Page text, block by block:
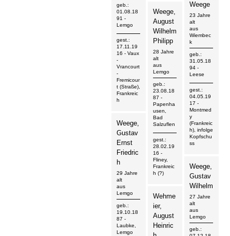
geb.:
01.08.18
91 -
Lemgo
gest.:
17.11.19
16 - Vaux
-
Vrancourt
-
Fremicour
t (Straße),
Frankreic
h
Weege
23 Jahre
alt
aus
Wiembec
k
geb.:
31.05.18
94-
Leese
gest.:
04.05.19
17 -
Montmed
y
(Frankreic
h), infolge
Kopfschu
ss
Weege,
August
Wilhelm
Philipp
28 Jahre
alt
aus
Lemgo
geb.:
23.08.18
87 -
Papenha
usen,
Bad
Salzuflen
gest.:
28.02.19
16 -
Fliney,
Frankreic
h (?)
Weege,
Gustav
Ernst
Friedric
h
29 Jahre
alt
aus
Lemgo
geb.:
19.10.18
87 -
Laubke,
Lemgo
Weege,
Gustav
Wilhelm
27 Jahre
alt
aus
Lemgo
geb.:
Wehme
ier,
August
Heinric